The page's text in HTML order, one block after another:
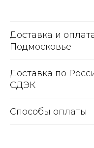
Доставка и
Подмосковье
Доставка по
СДЭК
Способы оплаты